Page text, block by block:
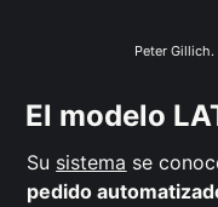
Peter
El modelo
Su sistema se
pedido